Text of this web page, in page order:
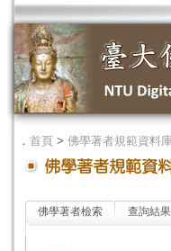
． 首頁 > 佛學著者規範資料
佛學著者檢索 查詢結果